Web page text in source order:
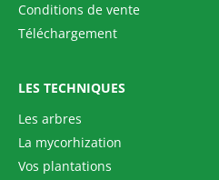
Conditions de vente
Téléchargement
LES TECHNIQUES
Les arbres
La mycorhization
Vos plantations